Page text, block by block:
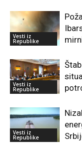
Vesti iz
Republike
Vesti iz
Republike
Vesti iz
Republike